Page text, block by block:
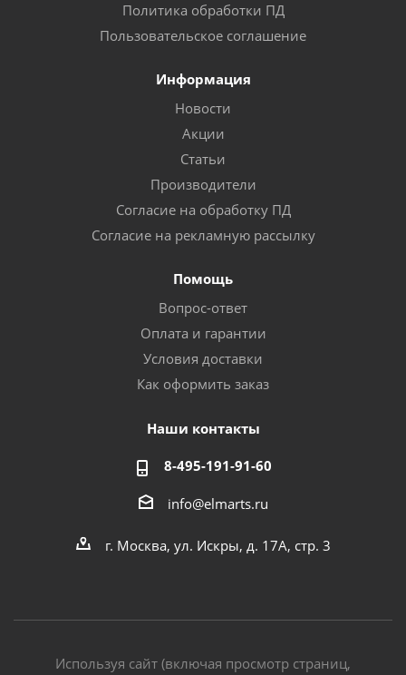
Политика обработки ПД
Пользовательское соглашение
Информация
Новости
Акции
Статьи
Производители
Согласие на обработку ПД
Согласие на рекламную рассылку
Помощь
Вопрос-ответ
Оплата и гарантии
Условия доставки
Как оформить заказ
Наши контакты
8-495-191-91-60
info@elmarts.ru
г. Москва, ул. Искры, д. 17А, стр. 3
Используя сайт (включая просмотр страниц,